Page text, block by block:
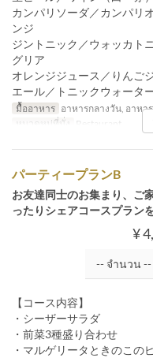
カンパリソーダ／カンパリ
ンジ
ジントニック／ウォッカト
グリア
オレンジジュース／りんご
エール／トニックウォータ
มื้ออาหาร อาหารกลางวัน, อาหา
หมวดหมู่ที่นั่ง
Restaurant
パーティープランB
お友達同士のお集まり、ご
ったりシェアコースプラン
¥
【コース内容】
・シーザーサラダ
・前菜3種盛り合わせ
・マルゲリータときのこの